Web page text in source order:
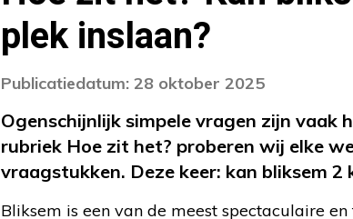
plek inslaan?
Publicatiedatum: 28 oktober 2025
Ogenschijnlijk simpele vragen zijn
rubriek Hoe zit het? proberen wij elke
vraagstukken. Deze keer: kan bliksem 2
Bliksem is een van de meest spectaculaire